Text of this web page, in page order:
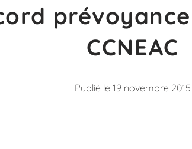
CCNEAC
Publié le 19 novembre 2015